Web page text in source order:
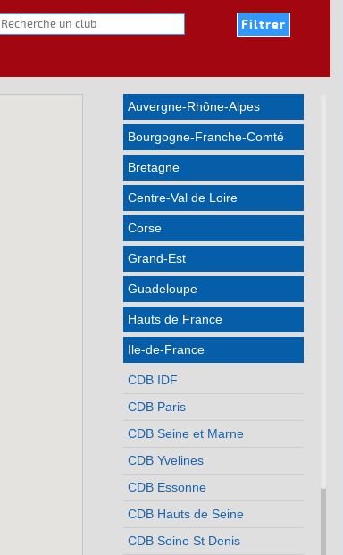
Auvergne-Rhône-Alpes
Bourgogne-Franche-Comté
Bretagne
Centre-Val de Loire
Corse
Grand-Est
Guadeloupe
Hauts de France
Ile-de-France
CDB IDF
CDB Paris
CDB Seine et Marne
CDB Yvelines
CDB Essonne
CDB Hauts de Seine
CDB Seine St Denis